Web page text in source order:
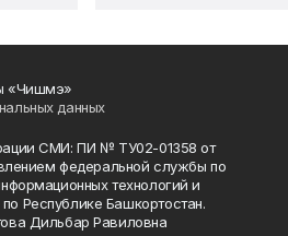
«Чишмэ»
данных
СМИ: ПИ № ТУ02-01358 от
федеральной службы по
технологий и
Республике Башкортостан.
Дильбар Равиловна